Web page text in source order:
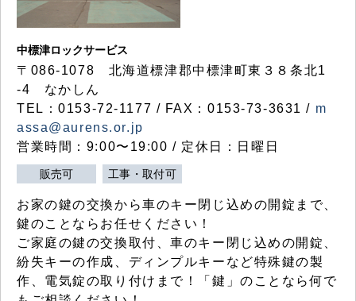
中標津ロックサービス
〒086-1078 北海道標津郡中標津町東３８条北1
-4 なかしん
TEL：0153-72-1177 / FAX：0153-73-3631 / m
assa@aurens.or.jp
営業時間：9:00〜19:00 / 定休日：日曜日
販売可 工事・取付可
お家の鍵の交換から車のキー閉じ込めの開錠まで、
鍵のことならお任せください！
ご家庭の鍵の交換取付、車のキー閉じ込めの開錠、
紛失キーの作成、ディンプルキーなど特殊鍵の製
作、電気錠の取り付けまで！「鍵」のことなら何で